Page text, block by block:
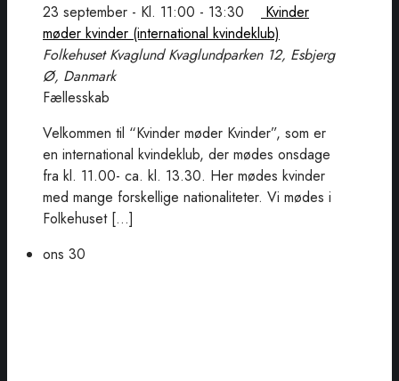
23 september - Kl. 11:00 - 13:30
Kvinder
møder kvinder (international kvindeklub)
Folkehuset KvaglundKvaglundparken 12, Esbjerg
Ø, Danmark
Fællesskab
Velkommen til “Kvinder møder Kvinder”, som er
en international kvindeklub, der mødes onsdage
fra kl. 11.00- ca. kl. 13.30. Her mødes kvinder
med mange forskellige nationaliteter. Vi mødes i
Folkehuset […]
ons 30